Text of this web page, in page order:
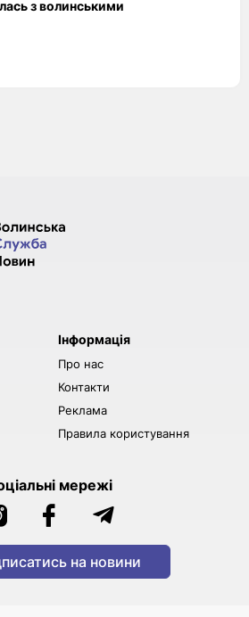
з волинськими
Інформація
Про нас
Контакти
Реклама
Правила користування
мережі
на новини